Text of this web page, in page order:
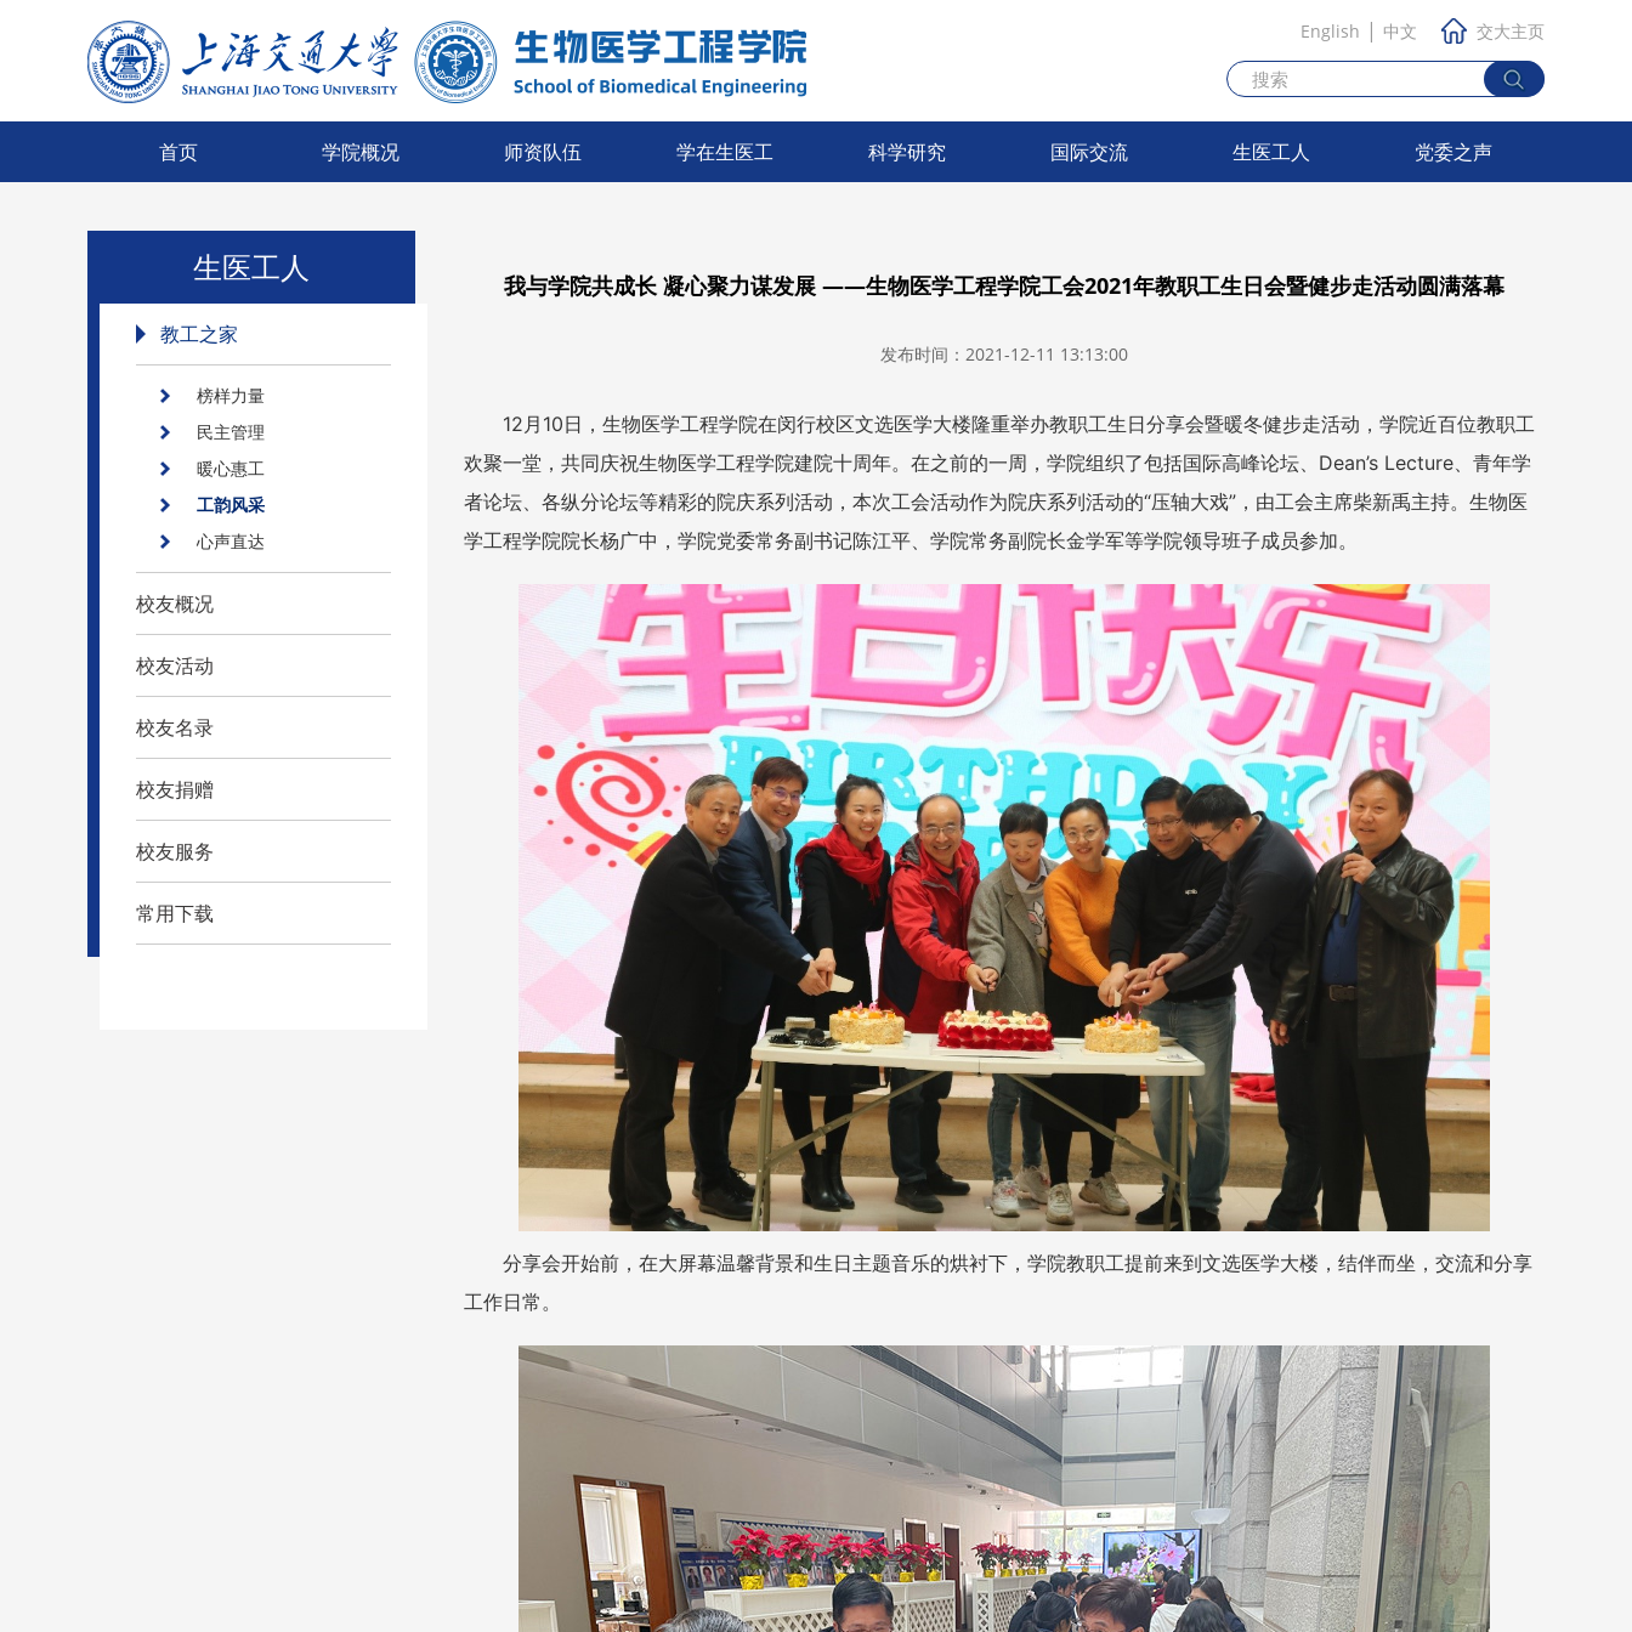
首页 学院概况 师资队伍 学在生医工 科学研究 国际交流 生医工人 党委之声
English | 中文 交大主页
生医工人
教工之家
榜样力量
民主管理
暖心惠工
工韵风采
心声直达
校友概况
校友活动
校友名录
校友捐赠
校友服务
常用下载
我与学院共成长 凝心聚力谋发展 ——生物医学工程学院工会2021年教职工生日会暨健步走活动圆满落幕
发布时间：2021-12-11 13:13:00
12月10日，生物医学工程学院在闵行校区文选医学大楼隆重举办教职工生日分享会暨暖冬健步走活动，学院近百位教职工
欢聚一堂，共同庆祝生物医学工程学院建院十周年。在之前的一周，学院组织了包括国际高峰论坛、Dean’s Lecture、青年学
者论坛、各纵分论坛等精彩的院庆系列活动，本次工会活动作为院庆系列活动的“压轴大戏”，由工会主席柴新禹主持。生物医
学工程学院院长杨广中，学院党委常务副书记陈江平、学院常务副院长金学军等学院领导班子成员参加。
分享会开始前，在大屏幕温馨背景和生日主题音乐的烘衬下，学院教职工提前来到文选医学大楼，结伴而坐，交流和分享
工作日常。